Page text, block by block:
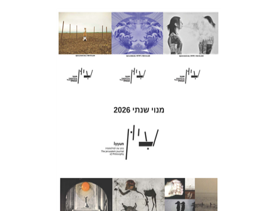
חגי כנען
הנחת אתר ספר מודפס